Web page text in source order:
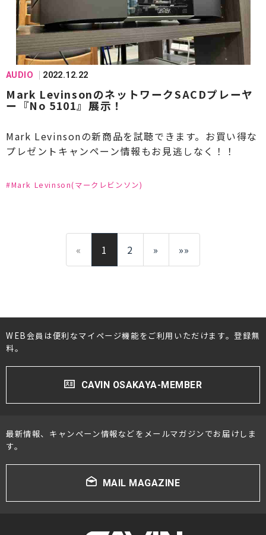
#PRIMARE(プライマー) #PROSTO(プロスト)
#QUAD(クォード)
#SilentAngel(サイレントエンジェル)
#Synergistic Research(シナジスティックリサー
チ)
#STAX(スタックス)
#StereoSound(ステレオサウンド)
#SONY(ソニー) #SOUL NOTE(ソウルノート)
#Tecnologia e Cuore(テクノロジアイクオーレ)
#TOP WING(トップウィング)
#Technics(テクニクス) #Triode(トライオード)
#THORENS(トーレンス) #VERTERE(ヴァルテレ)
#VIVID audio(ビビッドオーディオ)
#YAMAHA(ヤマハ) #Ypsilon(イプシロン)
#YG acoustics(ワイジーアコースティック)
AUDIO 2022.12.22
Mark LevinsonのネットワークSACDプレーヤ
ー『No 5101』展示！
Mark Levinsonの新商品を試聴できます。お買い得な
プレゼントキャンペーン情報もお見逃しなく！！
#Mark Levinson(マークレビンソン)
« 1 2 » »»
WEB会員は便利なマイページ機能をご利用いただけます。登録無
料。
CAVIN OSAKAYA-MEMBER
最新情報、キャンペーン情報などをメールマガジンでお届けしま
す。
MAIL MAGAZINE